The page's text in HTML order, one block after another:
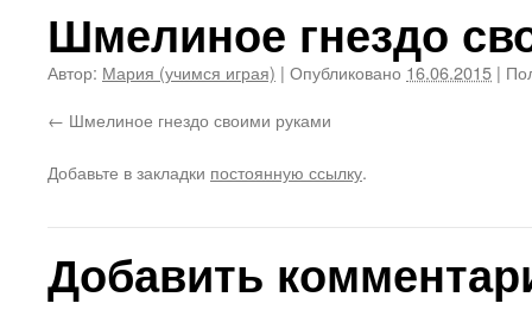
Шмелиное гнездо
Автор: Мария (учимся играя) | Опубликовано 16.06.2015 |
Шмелиное гнездо своими руками
Добавьте в закладки постоянную ссылку.
Добавить